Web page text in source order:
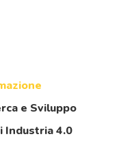
e Sviluppo
Industria 4.0